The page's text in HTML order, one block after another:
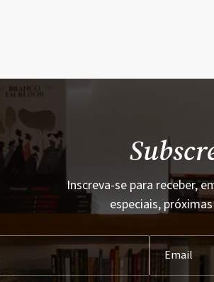
Inscreva-se para receber,
especiais,